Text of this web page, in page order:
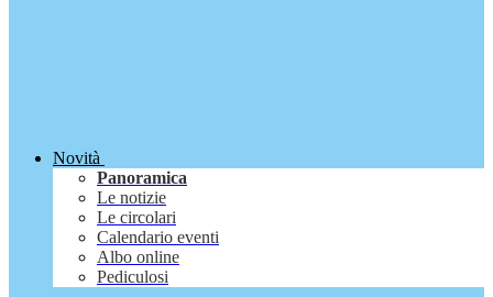
Novità
Panoramica
Le notizie
Le circolari
Calendario eventi
Albo online
Pediculosi